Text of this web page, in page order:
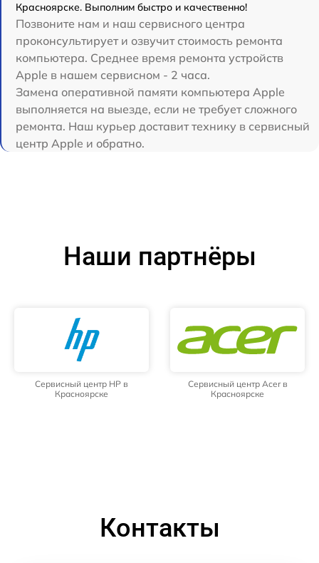
Красноярске. Выполним быстро и качественно!
Позвоните нам и наш сервисного центра
проконсультирует и озвучит стоимость ремонта
компьютера. Среднее время ремонта устройств
Apple в нашем сервисном - 2 часа.
Замена оперативной памяти компьютера Apple
выполняется на выезде, если не требует сложного
ремонта. Наш курьер доставит технику в сервисный
центр Apple и обратно.
Наши партнёры
Сервисный центр HP в
Красноярске
Сервисный центр Acer в
Красноярске
Контакты